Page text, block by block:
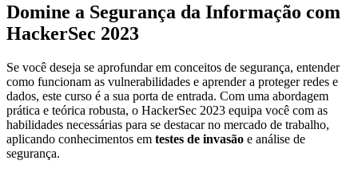
Domine a Segurança da Informação com
HackerSec 2023
Se você deseja se aprofundar em conceitos de segurança, entender
como funcionam as vulnerabilidades e aprender a proteger redes e
dados, este curso é a sua porta de entrada. Com uma abordagem
prática e teórica robusta, o HackerSec 2023 equipa você com as
habilidades necessárias para se destacar no mercado de trabalho,
aplicando conhecimentos em testes de invasão e análise de
segurança.